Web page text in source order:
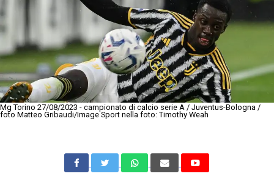
Mg Torino 27/08/2023 - campionato di calcio serie A / Juventus-Bologna /
foto Matteo Gribaudi/Image Sport nella foto: Timothy Weah